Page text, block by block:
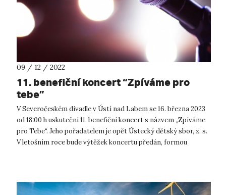
09 / 12 / 2022
11. benefiční koncert “Zpíváme pro
tebe”
V Severočeském divadle v Ústí nad Labem se 16. března 2023
od 18:00 h uskuteční 11. benefiční koncert s názvem „Zpíváme
pro Tebe“. Jeho pořadatelem je opět Ústecký dětský sbor, z. s.
V letošním roce bude výtěžek koncertu předán, formou